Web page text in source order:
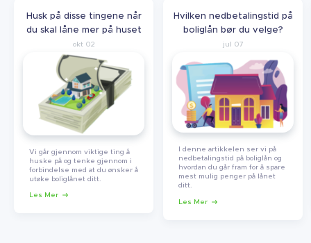
Husk på disse tingene når
du skal låne mer på huset
okt 02
Vi går gjennom viktige ting å
huske på og tenke gjennom i
forbindelse med at du ønsker å
utøke boliglånet ditt.
Les Mer
Hvilken nedbetalingstid på
boliglån bør du velge?
jul 07
I denne artikkelen ser vi på
nedbetalingstid på boliglån og
hvordan du går fram for å spare
mest mulig penger på lånet
ditt.
Les Mer